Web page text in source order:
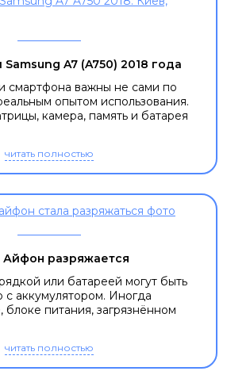
A7 (A750) 2018 года
смартфона важны не сами по
опытом использования.
камера, память и батарея
читать полностью
разряжается
или батареей могут быть
с аккумулятором. Иногда
блоке питания, загрязнённом
читать полностью